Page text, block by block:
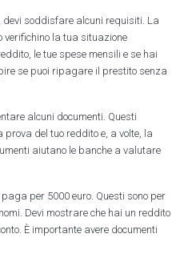
devi soddisfare alcuni requisiti. La
verifichino la tua situazione
le tue spese mensili e se hai
se puoi ripagare il prestito senza
alcuni documenti. Questi
prova del tuo reddito e, a volte, la
aiutano le banche a valutare
per 5000 euro. Questi sono per
Devi mostrare che hai un reddito
È importante avere documenti